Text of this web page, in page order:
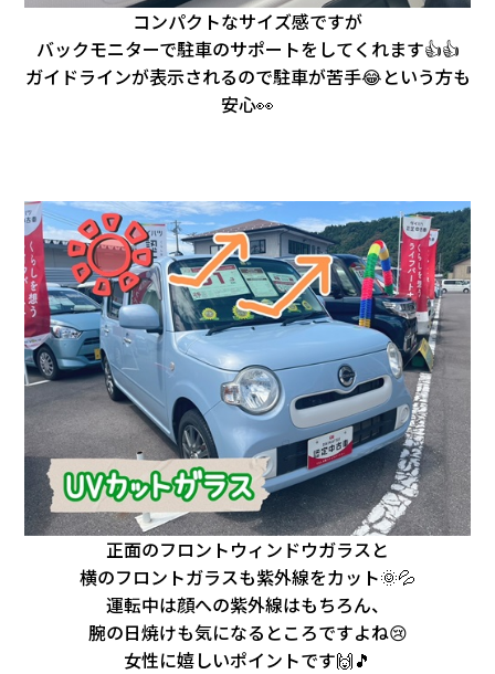
コンパクトなサイズ感ですが
バックモニターで駐車のサポートをしてくれます👍👍
ガイドラインが表示されるので駐車が苦手😂という方も
安心👀
正面のフロントウィンドウガラスと
横のフロントガラスも紫外線をカット🌞💦
運転中は顔への紫外線はもちろん、
腕の日焼けも気になるところですよね😢
女性に嬉しいポイントです🙌🎵